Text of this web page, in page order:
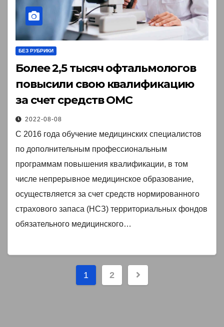
БЕЗ РУБРИКИ
Более 2,5 тысяч офтальмологов
повысили свою квалификацию
за счет средств ОМС
2022-08-08
С 2016 года обучение медицинских специалистов
по дополнительным профессиональным
программам повышения квалификации, в том
числе непрерывное медицинское образование,
осуществляется за счет средств нормированного
страхового запаса (НСЗ) территориальных фондов
обязательного медицинского…
Пагинация
1 2